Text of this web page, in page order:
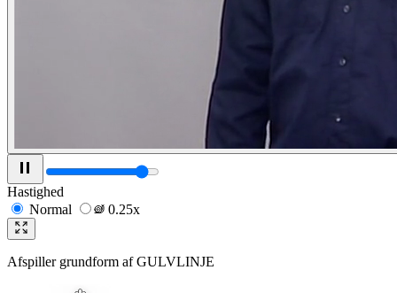
Hastighed
Normal
0.25x
Afspiller grundform afGULVLINJE